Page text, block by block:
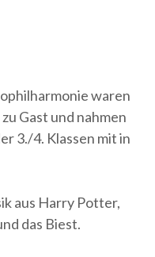
waren
Gast und nahmen
3./4. Klassen mit in
aus Harry Potter,
das Biest.